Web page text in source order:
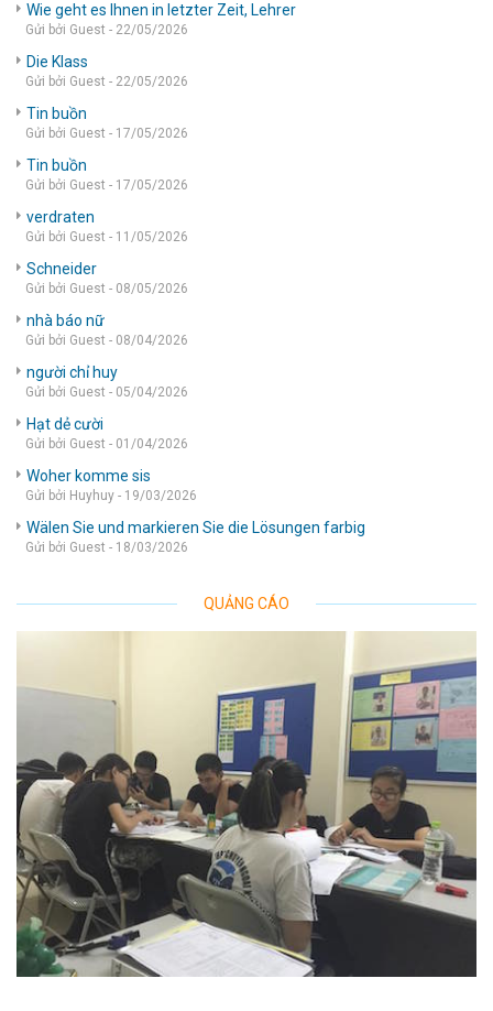
Wie geht es Ihnen in letzter Zeit, Lehrer
Gửi bởi Guest - 22/05/2026
Die Klass
Gửi bởi Guest - 22/05/2026
Tin buồn
Gửi bởi Guest - 17/05/2026
Tin buồn
Gửi bởi Guest - 17/05/2026
verdraten
Gửi bởi Guest - 11/05/2026
Schneider
Gửi bởi Guest - 08/05/2026
nhà báo nữ
Gửi bởi Guest - 08/04/2026
người chỉ huy
Gửi bởi Guest - 05/04/2026
Hạt dẻ cười
Gửi bởi Guest - 01/04/2026
Woher komme sis
Gửi bởi Huyhuy - 19/03/2026
Wälen Sie und markieren Sie die Lösungen farbig
Gửi bởi Guest - 18/03/2026
QUẢNG CÁO